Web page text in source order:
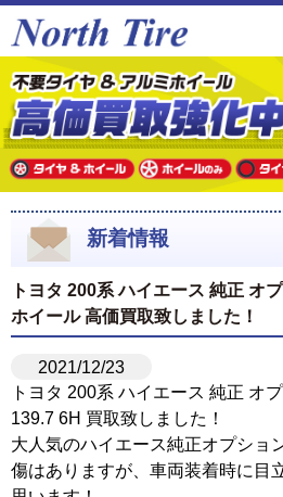
新着情報
トヨタ 200系 ハイエース 純正 オ
ホイール 高価買取致しました！
2021/12/23
トヨタ 200系 ハイエース 純正 オ
139.7 6H 買取致しました！
大人気のハイエース純正オプショ
傷はありますが、車両装着時に目